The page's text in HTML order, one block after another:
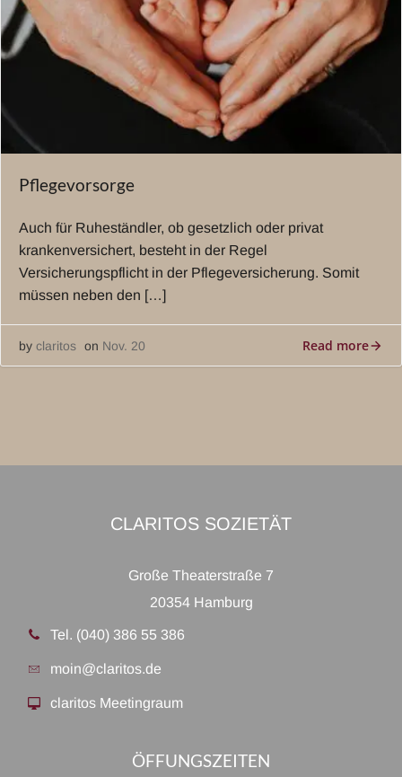
Pflegevorsorge
Auch für Ruheständler, ob gesetzlich oder privat
krankenversichert, besteht in der Regel
Versicherungspflicht in der Pflegeversicherung. Somit
müssen neben den […]
by claritos on Nov. 20 Read more
CLARITOS SOZIETÄT
Große Theaterstraße 7
20354 Hamburg
Tel. (040) 386 55 386
moin@claritos.de
claritos Meetingraum
ÖFFUNGSZEITEN